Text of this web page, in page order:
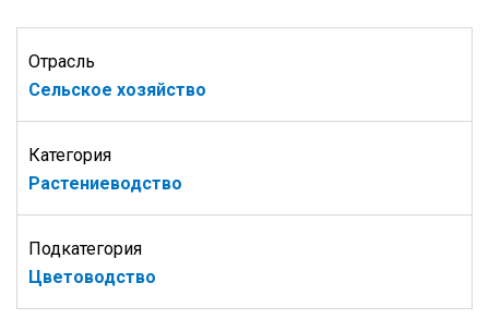
Отрасль
Сельское хозяйство
Категория
Растениеводство
Подкатегория
Цветоводство